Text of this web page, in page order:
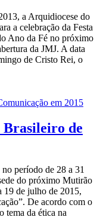
a Arquidiocese do
a celebração da Festa
Ano da Fé no próximo
da JMJ. A data
de Cristo Rei, o
de
período de 28 a 31
do próximo Mutirão
19 de julho de 2015,
De acordo com o
tema da ética na